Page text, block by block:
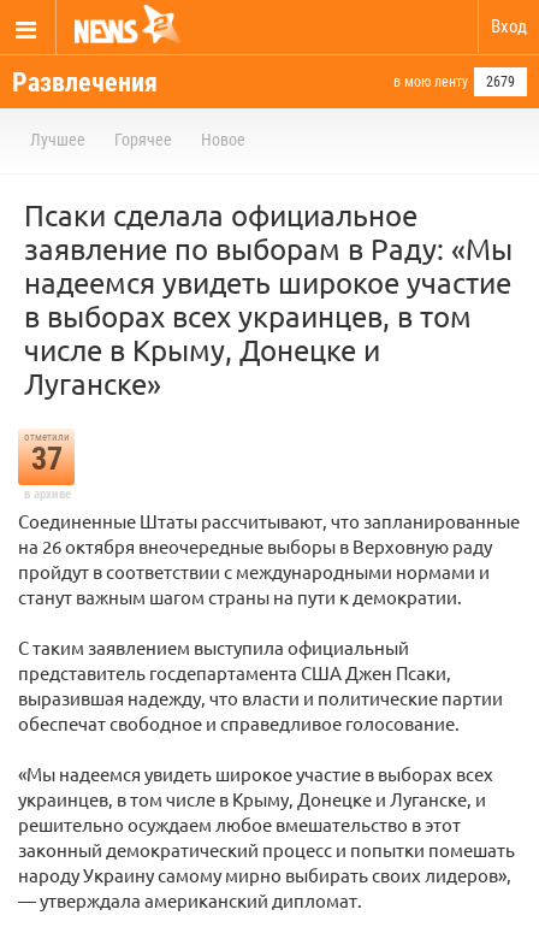
Вход
Развлечения в мою ленту 2679
Лучшее Горячее Новое
Псаки сделала официальное
заявление по выборам в Раду: «Мы
надеемся увидеть широкое участие
в выборах всех украинцев, в том
числе в Крыму, Донецке и
Луганске»
отметили
37
в архиве
Соединенные Штаты рассчитывают, что запланированные
на 26 октября внеочередные выборы в Верховную раду
пройдут в соответствии с международными нормами и
станут важным шагом страны на пути к демократии.
С таким заявлением выступила официальный
представитель госдепартамента США Джен Псаки,
выразившая надежду, что власти и политические партии
обеспечат свободное и справедливое голосование.
«Мы надеемся увидеть широкое участие в выборах всех
украинцев, в том числе в Крыму, Донецке и Луганске, и
решительно осуждаем любое вмешательство в этот
законный демократический процесс и попытки помешать
народу Украину самому мирно выбирать своих лидеров»,
— утверждала американский дипломат.